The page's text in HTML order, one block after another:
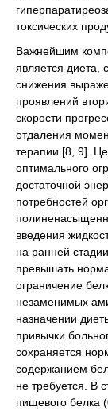
токсических
Важнейшим
является диета,
снижения
проявлений
скорости
отдаления
терапии [8, 9].
оптимального
достаточной
потребностей
введения
на ранней
превышать
ограничение
незаменимых
назначении
привычки
сохраняется
содержанием
не требуется. В
пищевого белка